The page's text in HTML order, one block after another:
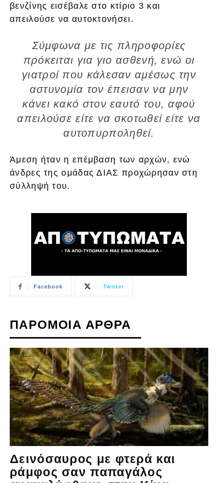
βενζίνης εισέβαλε στο κτίριο 3 και
απειλούσε να αυτοκτονήσει.
Σύμφωνα με τις πληροφορίες
πρόκειται για γιο ασθενή, ενώ οι
γιατροί που κάλεσαν αμέσως την
αστυνομία τον έπεισαν να μην
κάνει κακό στον εαυτό του, αφού
απειλούσε είτε να σκοτωθεί είτε να
αυτοπυρποληθεί.
Άμεση ήταν η επέμβαση των αρχών, ενώ
άνδρες της ομάδας ΔΙΑΣ προχώρησαν στη
σύλληψή του.
Facebook Twitter
ΠΑΡΟΜΟΙΑ ΑΡΘΡΑ
Δεινόσαυρος με φτερά και
ράμφος σαν παπαγάλος